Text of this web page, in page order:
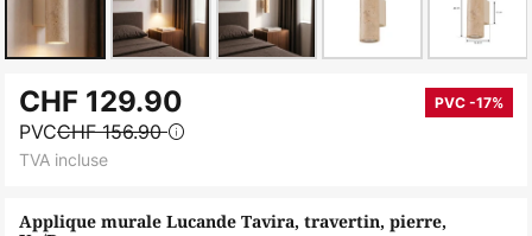
to
the
beginning
the
Applique murale Lucande Tavira, travertin, pierre,
CHF 129.90 PVC -17%
PVCCHF 156.90
TVA incluse